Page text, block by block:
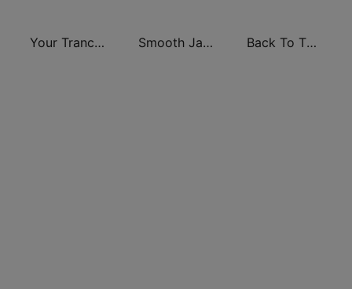
Your Trance Radio Smooth Jazz Smooth Wave Back To The 80's Radio